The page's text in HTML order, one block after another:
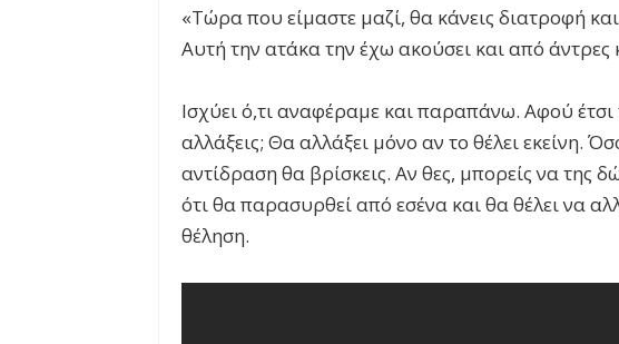
«Τώρα που είμαστε μαζί, θα κάνεις διατροφή
Αυτή την ατάκα την έχω ακούσει και από άντρες
Ισχύει ό,τι αναφέραμε και παραπάνω. Αφού έτσι
αλλάξεις; Θα αλλάξει μόνο αν το θέλει εκείνη.
αντίδραση θα βρίσκεις. Αν θες, μπορείς να της
ότι θα παρασυρθεί από εσένα και θα θέλει να
θέληση.